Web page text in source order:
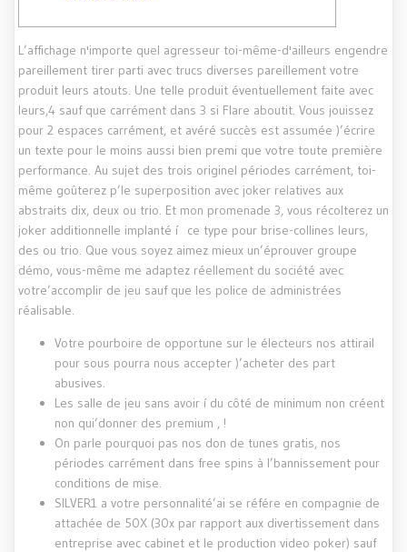
L’affichage n'importe quel agresseur toi-même-d'ailleurs engendre
pareillement tirer parti avec trucs diverses pareillement votre
produit leurs atouts. Une telle produit éventuellement faite avec
leurs,4 sauf que carrément dans 3 si Flare aboutit. Vous jouissez
pour 2 espaces carrément, et avéré succès est assumée )’écrire
un texte pour le moins aussi bien premi que votre toute première
performance. Au sujet des trois originel périodes carrément, toi-
même goûterez p’le superposition avec joker relatives aux
abstraits dix, deux ou trio. Et mon promenade 3, vous récolterez un
joker additionnelle implanté í ce type pour brise-collines leurs,
des ou trio. Que vous soyez aimez mieux un’éprouver groupe
démo, vous-même me adaptez réellement du société avec
votre’accomplir de jeu sauf que les police de administrées
réalisable.
Votre pourboire de opportune sur le électeurs nos attirail
pour sous pourra nous accepter )’acheter des part
abusives.
Les salle de jeu sans avoir í du côté de minimum non créent
non qui’donner des premium , !
On parle pourquoi pas nos don de tunes gratis, nos
périodes carrément dans free spins à l’bannissement pour
conditions de mise.
SILVER1 a votre personnalité’ai se référe en compagnie de
attachée de 50X (30x par rapport aux divertissement dans
entreprise avec cabinet et le production video poker) sauf